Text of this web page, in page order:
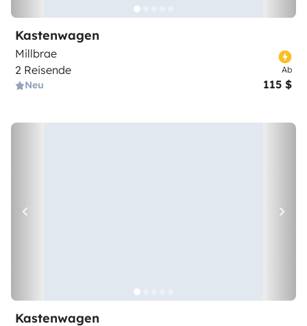
Kastenwagen
Millbrae
2 Reisende
Neu
Ab
115 $
Kastenwagen